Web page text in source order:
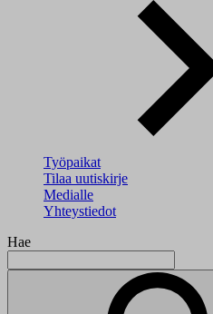
Työpaikat
Tilaa uutiskirje
Medialle
Yhteystiedot
Hae